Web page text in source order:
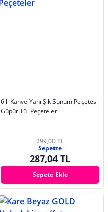
6 lı Kahve Yanı Şık Sunum Peçetesi
Güpür Tül Peçeteler
299,00 TL
Sepette
287,04 TL
Sepete Ekle